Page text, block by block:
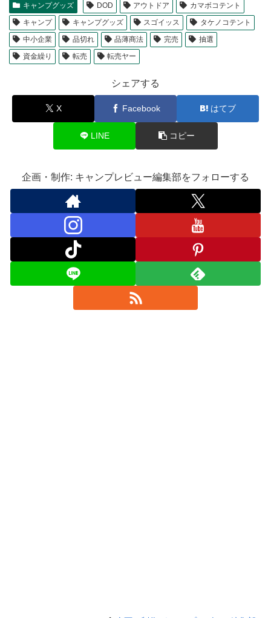
キャンプグッズ DOD アウトドア
カマボコテント
キャンプ
キャンプグッズ スゴイッス
タケノコテント
中小企業
品切れ 品薄商法 完売
抽選
資金繰り
転売 転売ヤー
シェアする
X Facebook はてブ
LINE コピー
企画・制作: キャンプレビュー編集部をフォローする